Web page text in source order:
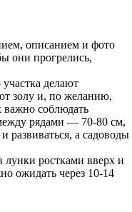
описанием и фото
они прогрелись,
делают
золу и, по желанию,
важно соблюдать
рядами — 70-80 см,
развиваться, а садоводы
ростками вверх и
ожидать через 10-14